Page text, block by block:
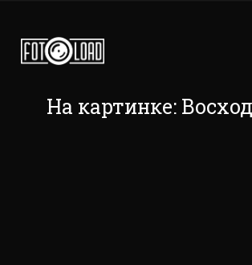
На картинке: